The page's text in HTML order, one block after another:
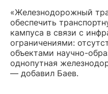
«Железнодорожный
обеспечить
кампуса в связи с
ограничениями:
объектами научно-
однопутная
— добавил Баев.